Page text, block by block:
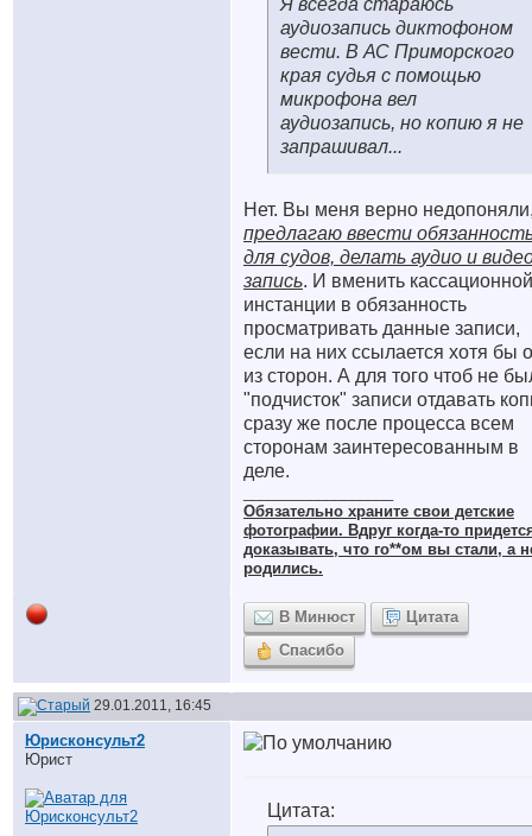
Я всегда стараюсь
аудиозапись диктофоном
вести. В АС Приморского
края судья с помощью
микрофона вел
аудиозапись, но копию я не
запрашивал...
Нет. Вы меня верно
предлагаю ввести
для судов, делать аудио и
запись. И вменить кассационной
инстанции в обязанность
просматривать данные записи,
если на них ссылается хотя бы
из сторон. А для того чтоб не
"подчисток" записи отдавать
сразу же после процесса всем
сторонам заинтересованным в
деле.
Обязательно храните cвои детские
фотографии. Вдруг когда-то
доказывать, что го**ом вы стали, а
родились.
В Минюст
Цитата
Спасибо
29.01.2011, 16:45
Юрисконсульт2
Юрист
Цитата: